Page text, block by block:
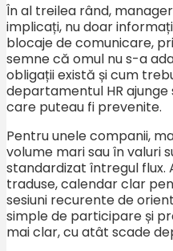
În al treilea rând,
implicați, nu doar
blocaje de comunicare,
semne că omul nu s-a
obligații există și cum
departamentul HR
care puteau fi prevenite.
Pentru unele companii,
volume mari sau în valuri
standardizat întregul
traduse, calendar clar
sesiuni recurente de
simple de participare și
mai clar, cu atât scade